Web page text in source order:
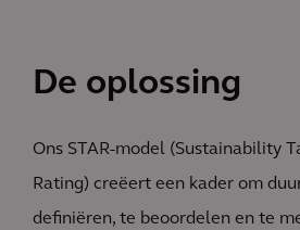
De oplossing
Ons STAR-model (Sustainability
Rating) creëert een kader om
definiëren, te beoordelen en te